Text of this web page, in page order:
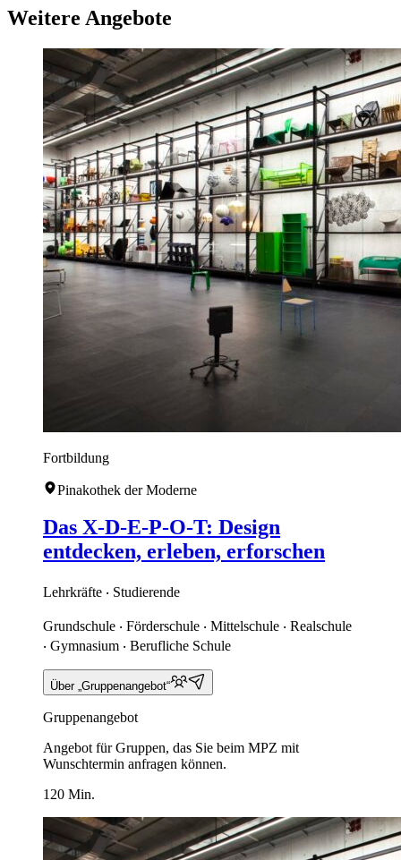
Weitere Angebote
Fortbildung
Pinakothek der Moderne
Das X-D-E-P-O-T: Design
entdecken, erleben, erforschen
Lehrkräfte ‧ Studierende
Grundschule ‧ Förderschule ‧ Mittelschule ‧ Realschule
‧ Gymnasium ‧ Berufliche Schule
Über „Gruppenangebot“
Gruppenangebot
Angebot für Gruppen, das Sie beim MPZ mit
Wunschtermin anfragen können.
120 Min.